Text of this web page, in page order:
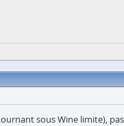
sous Wine limite),